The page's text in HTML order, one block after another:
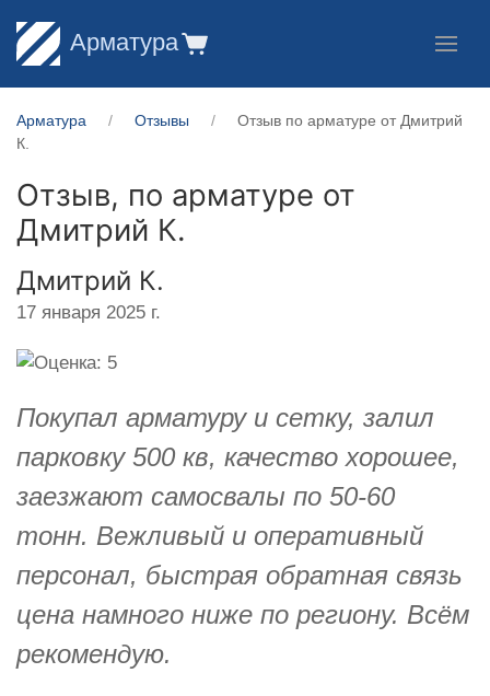
Арматура
Арматура Отзывы
Отзыв по арматуре от Дмитрий
К.
Отзыв, по арматуре от
Дмитрий К.
Дмитрий К.
17 января 2025 г.
Покупал арматуру и сетку, залил
парковку 500 кв, качество хорошее,
заезжают самосвалы по 50-60
тонн. Вежливый и оперативный
персонал, быстрая обратная связь
цена намного ниже по региону. Всём
рекомендую.